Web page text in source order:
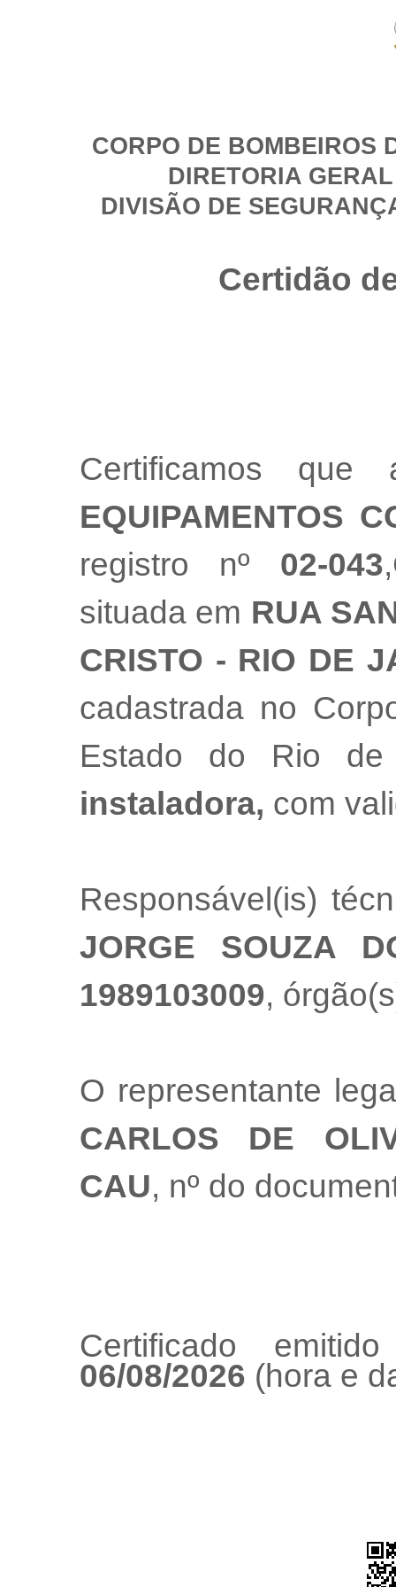
CORPO DE BOMBEIROS
DIRETORIA
DIVISÃO DE
Certidão
Certificamos
EQUIPAMENTOS
registro nº 02-043
situada em RUA
CRISTO - RIO DE
cadastrada no
Estado do Rio
instaladora, com
Responsável(is)
JORGE SOUZA
1989103009,
O representante
CARLOS DE
CAU, nº do
Certificado
06/08/2026 (hora e